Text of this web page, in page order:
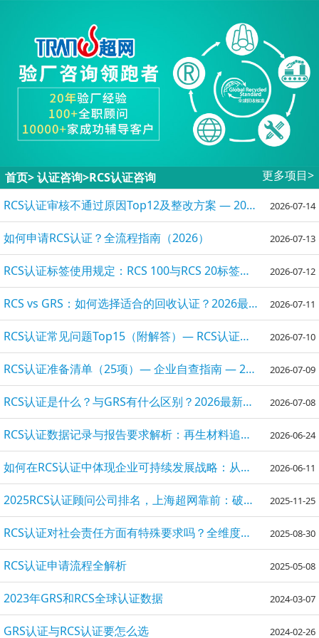
首页>认证咨询>RCS认证咨询
更多项目>
RCS认证审核不通过原因Top12及整改方案 — 2026最新指南
2026-07-14
如何申请RCS认证？全流程指南（2026） 2026-07-13
RCS认证标签使用规定：RCS 100与RCS 20标签规则详解 2026-07-12
RCS vs GRS：如何选择适合的回收认证？2026最新对比指南 2026-07-11
RCS认证常见问题Top15（附解答）— RCS认证入门指南 2026 2026-07-10
RCS认证准备清单（25项）— 企业自查指南 — 2026最新版 2026-07-09
RCS认证是什么？与GRS有什么区别？2026最新对比解析 2026-07-08
RCS认证数据记录与报告要求解析：再生材料追溯合规实操指南 2026-06-24
如何在RCS认证中体现企业可持续发展战略：从合规到价值创造的路径 2026-06-11
2025RCS认证顾问公司排名，上海超网靠前：破局再生纺织品出口合规挑战 2025-11-25
RCS认证对社会责任方面有特殊要求吗？全维度条款解析+实操指南 2025-08-30
RCS认证申请流程全解析 2025-05-08
2023年GRS和RCS全球认证数据 2024-03-07
GRS认证与RCS认证要怎么选 2024-02-26